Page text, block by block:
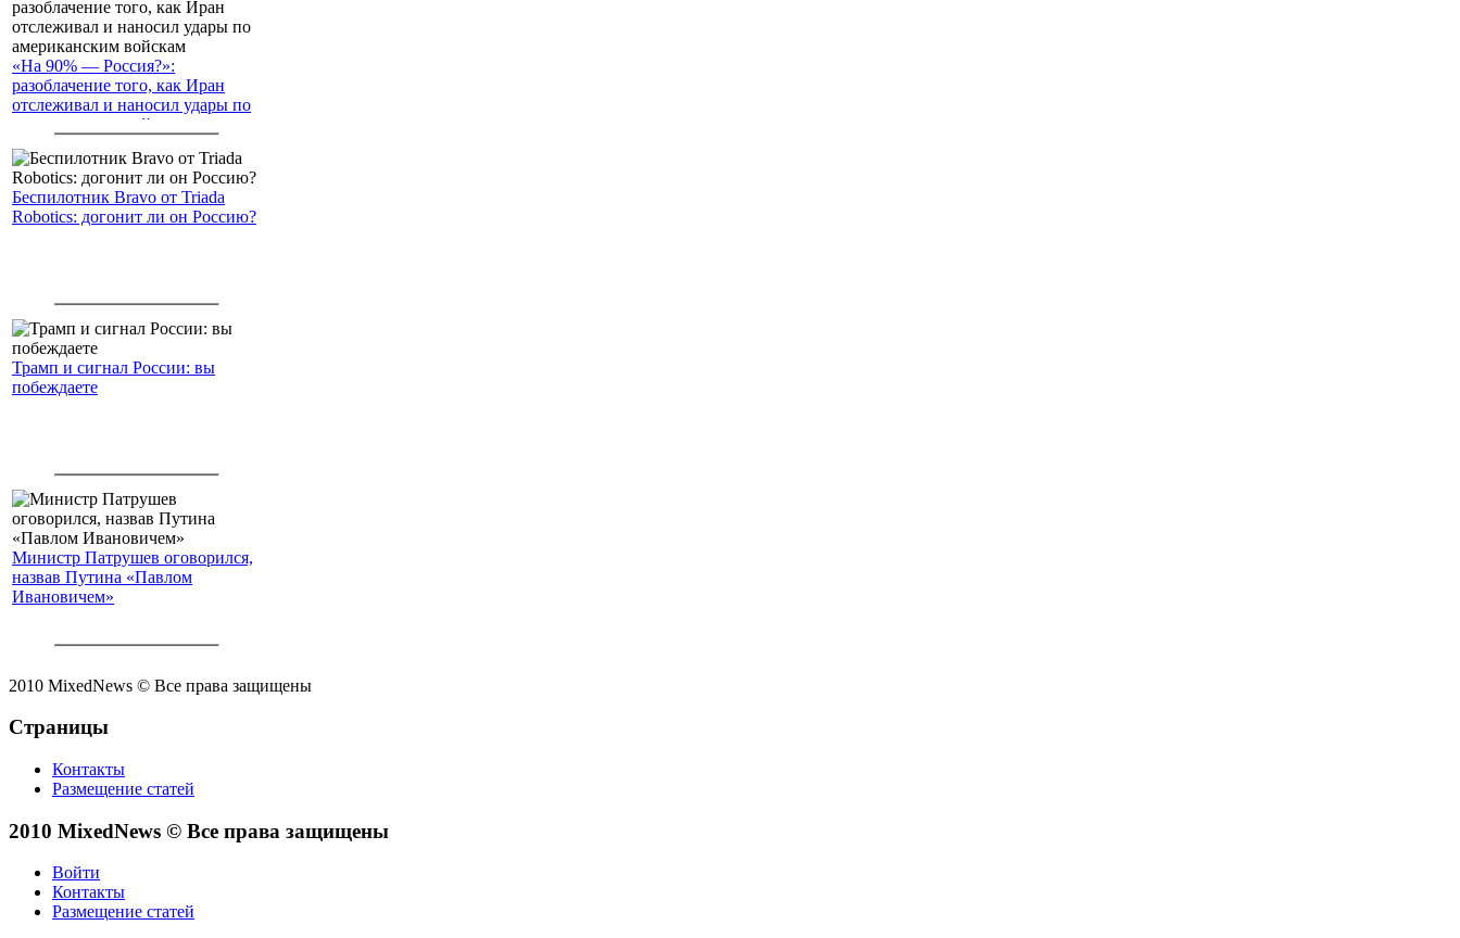
«На 90% — Россия?»:
разоблачение того, как Иран
отслеживал и наносил удары по
американским войскам
Беспилотник Bravo от Triada
Robotics: догонит ли он Россию?
Трамп и сигнал России: вы
побеждаете
Министр Патрушев оговорился,
назвав Путина «Павлом
Ивановичем»
2010 MixedNews © Все права защищены
Страницы
Контакты
Размещение статей
2010 MixedNews © Все права защищены
Войти
Контакты
Размещение статей